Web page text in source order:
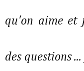
qu'on aime et
des questions